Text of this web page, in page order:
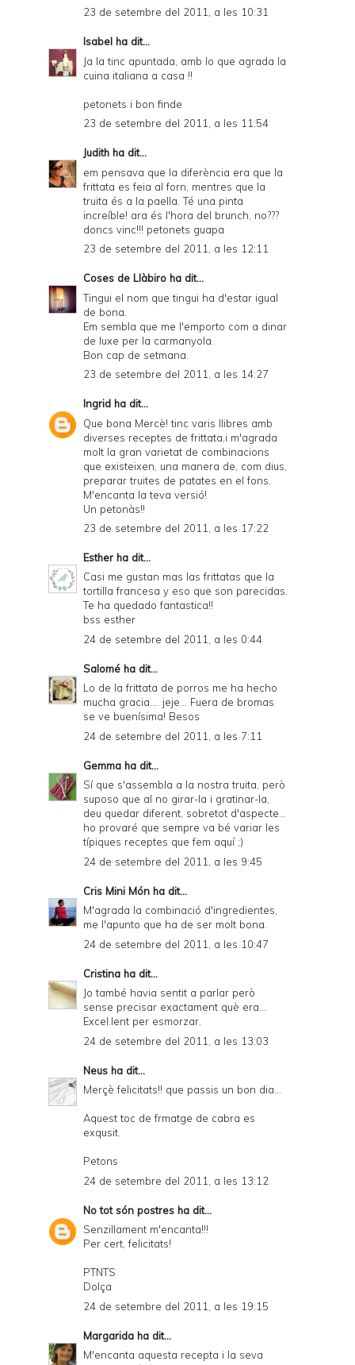
23 de setembre del 2011, a les 10:31
Isabel ha dit...
Ja la tinc apuntada, amb lo que agrada la
cuina italiana a casa !!
petonets i bon finde
23 de setembre del 2011, a les 11:54
Judith ha dit...
em pensava que la diferència era que la
frittata es feia al forn, mentres que la
truita és a la paella. Té una pinta
increíble! ara és l'hora del brunch, no???
doncs vinc!!! petonets guapa
23 de setembre del 2011, a les 12:11
Coses de Llàbiro ha dit...
Tingui el nom que tingui ha d'estar igual
de bona.
Em sembla que me l'emporto com a dinar
de luxe per la carmanyola.
Bon cap de setmana.
23 de setembre del 2011, a les 14:27
Ingrid ha dit...
Que bona Mercè! tinc varis llibres amb
diverses receptes de frittata,i m'agrada
molt la gran varietat de combinacions
que existeixen, una manera de, com dius,
preparar truites de patates en el fons.
M'encanta la teva versió!
Un petonàs!!
23 de setembre del 2011, a les 17:22
Esther ha dit...
Casi me gustan mas las frittatas que la
tortilla francesa y eso que son parecidas.
Te ha quedado fantastica!!
bss esther
24 de setembre del 2011, a les 0:44
Salomé ha dit...
Lo de la frittata de porros me ha hecho
mucha gracia.... jeje... Fuera de bromas
se ve buenísima! Besos
24 de setembre del 2011, a les 7:11
Gemma ha dit...
Sí que s'assembla a la nostra truita, però
suposo que al no girar-la i gratinar-la,
deu quedar diferent, sobretot d'aspecte...
ho provaré que sempre va bé variar les
típiques receptes que fem aquí ;)
24 de setembre del 2011, a les 9:45
Cris Mini Món ha dit...
M'agrada la combinació d'ingredientes,
me l'apunto que ha de ser molt bona.
24 de setembre del 2011, a les 10:47
Cristina ha dit...
Jo també havia sentit a parlar però
sense precisar exactament què era...
Excel.lent per esmorzar.
24 de setembre del 2011, a les 13:03
Neus ha dit...
Merçè felicitats!! que passis un bon dia...
Aquest toc de frmatge de cabra es
exqusit.
Petons
24 de setembre del 2011, a les 13:12
No tot són postres ha dit...
Senzillament m'encanta!!!
Per cert, felicitats!
PTNTS
Dolça
24 de setembre del 2011, a les 19:15
Margarida ha dit...
M'encanta aquesta recepta i la seva